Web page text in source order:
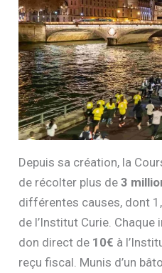
Depuis sa création, la
de récolter plus de3
différentes causes, dont
de l’Institut Curie.
don direct de 10€ à
reçu fiscal. Munis d’un